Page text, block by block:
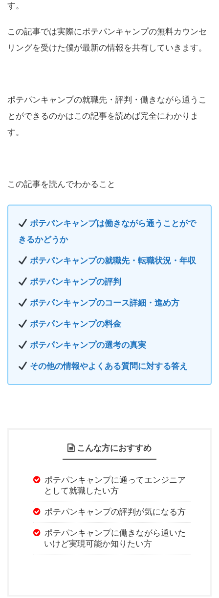
す。
この記事では実際にポテパンキャンプの無料カウンセ
リングを受けた僕が最新の情報を共有していきます。
ポテパンキャンプの就職先・評判・働きながら通うこ
とができるのかはこの記事を読めば完全にわかりま
す。
この記事を読んでわかること
ポテパンキャンプは働きながら通うことがで
きるかどうか
ポテパンキャンプの就職先・転職状況・年収
ポテパンキャンプの評判
ポテパンキャンプのコース詳細・進め方
ポテパンキャンプの料金
ポテパンキャンプの選考の真実
その他の情報やよくある質問に対する答え
こんな方におすすめ
ポテパンキャンプに通ってエンジニア
として就職したい方
ポテパンキャンプの評判が気になる方
ポテパンキャンプに働きながら通いた
いけど実現可能か知りたい方